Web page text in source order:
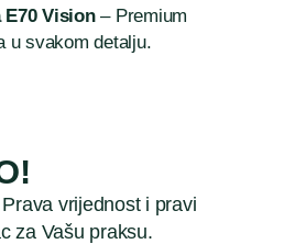
Vision– Premium
u svakom detalju.
Prava vrijednost i pravi
za Vašu praksu.